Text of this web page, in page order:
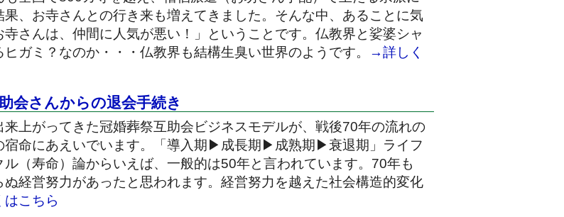
、お寺さんとの行き来も増えてきました。そんな中、あることに気
さんは、仲間に人気が悪い！」ということです。仏教界と娑婆シャ
ガミ？なのか・・・仏教界も結構生臭い世界のようです。
→詳しく
会さんからの退会手続き
上がってきた冠婚葬祭互助会ビジネスモデルが、戦後70年の流れの
命にあえいでいます。「導入期▶ 成長期▶成熟期▶衰退期」ライフ
（寿命）論からいえば、一般的は50年と言われています。70年も
経営努力があったと思われます。経営努力を越えた社会構造的変化
こちら